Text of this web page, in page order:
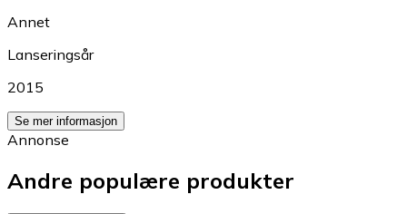
Annet
Lanseringsår
2015
Se mer informasjon
Annonse
Andre populære produkter